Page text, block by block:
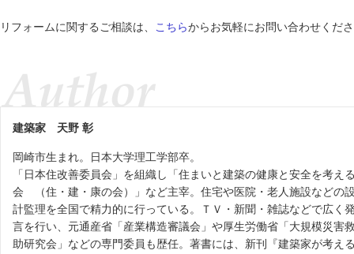
リフォームに関するご相談は、 こちらからお気軽にお問い合わせくだ
建築家 天野 彰
岡崎市生まれ。日本大学理工学部卒。
「日本住改善委員会」を組織し「住まいと建築の健康と安全を考え
会 （住・建・康の会）」など主宰。住宅や医院・老人施設などの
計監理を全国で精力的に行っている。ＴＶ・新聞・雑誌などで広く
言を行い、元通産省「産業構造審議会」や厚生労働省「大規模災害
助研究会」などの専門委員も歴任。著書には、新刊『建築家が考え